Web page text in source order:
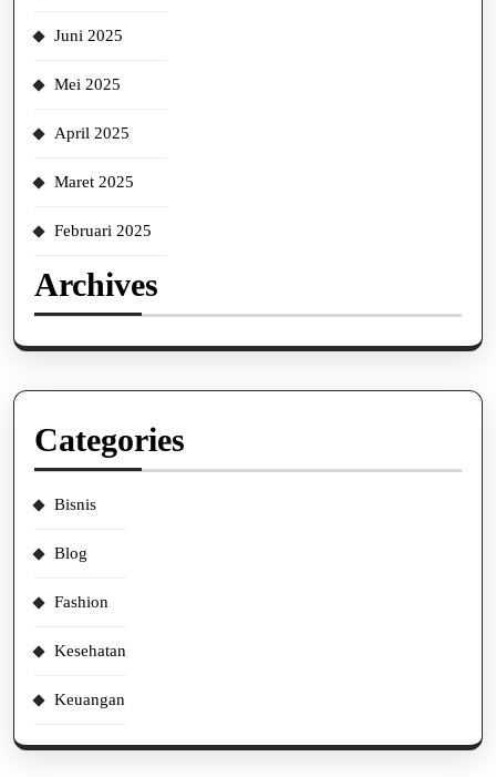
Juni 2025
Mei 2025
April 2025
Maret 2025
Februari 2025
Archives
Categories
Bisnis
Blog
Fashion
Kesehatan
Keuangan